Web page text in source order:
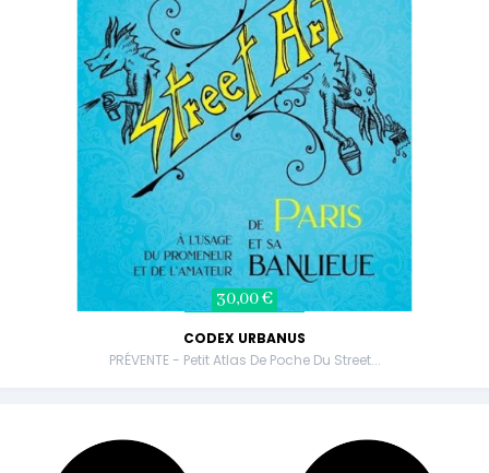
30,00 €
CODEX URBANUS
PRÉVENTE - Petit Atlas De Poche Du Street...